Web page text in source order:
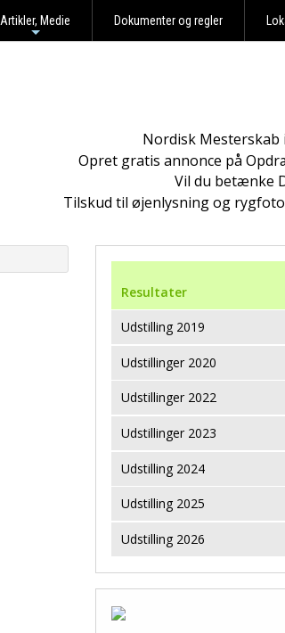
Artikler, Medie Dokumenter og regler
Nordisk Mesterskab
Opret gratis annonce på
Vil du betænke
Tilskud til øjenlysning og
Resultater
Udstilling 2019
Udstillinger 2020
Udstillinger 2022
Udstillinger 2023
Udstilling 2024
Udstilling 2025
Udstilling 2026